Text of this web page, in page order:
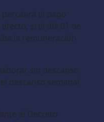
el pago
si el día 01 de
la remuneración
sin descanso
descanso semanal
el Decreto